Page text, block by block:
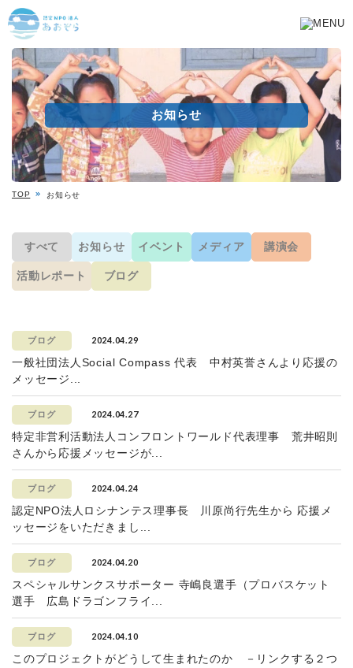
お知らせ
TOP お知らせ
すべて お知らせ イベント メディア 講演会
活動レポート ブログ
ブログ 2024.04.29
一般社団法人Social Compass 代表 中村英誉さんより応援の
メッセージ...
ブログ 2024.04.27
特定非営利活動法人コンフロントワールド代表理事 荒井昭則
さんから応援メッセージが...
ブログ 2024.04.24
認定NPO法人ロシナンテス理事長 川原尚行先生から 応援メ
ッセージをいただきまし...
ブログ 2024.04.20
スペシャルサンクスサポーター 寺嶋良選手（プロバスケット
選手 広島ドラゴンフライ...
ブログ 2024.04.10
このプロジェクトがどうして生まれたのか －リンクする２つ